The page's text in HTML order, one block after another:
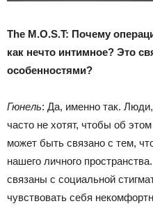
The M.O.S.T: Почему
как нечто интимное? Это
особенностями?
Гюнель: Да, именно так.
часто не хотят, чтобы об
может быть связано с тем,
нашего личного
связаны с социальной
чувствовать себя